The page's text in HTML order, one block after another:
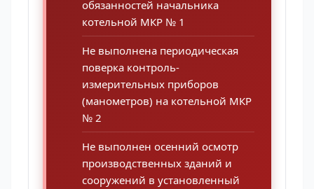
обязанностей начальника
котельной МКР № 1
Не выполнена периодическая
поверка контроль-
измерительных приборов
(манометров) на котельной МКР
№ 2
Не выполнен осенний осмотр
производственных зданий и
сооружений в установленный